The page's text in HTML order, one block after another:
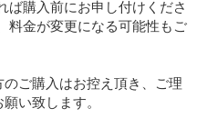
ば購入前にお申し付けくださ
料金が変更になる可能性もご
ご購入はお控え頂き、ご理
い致します。